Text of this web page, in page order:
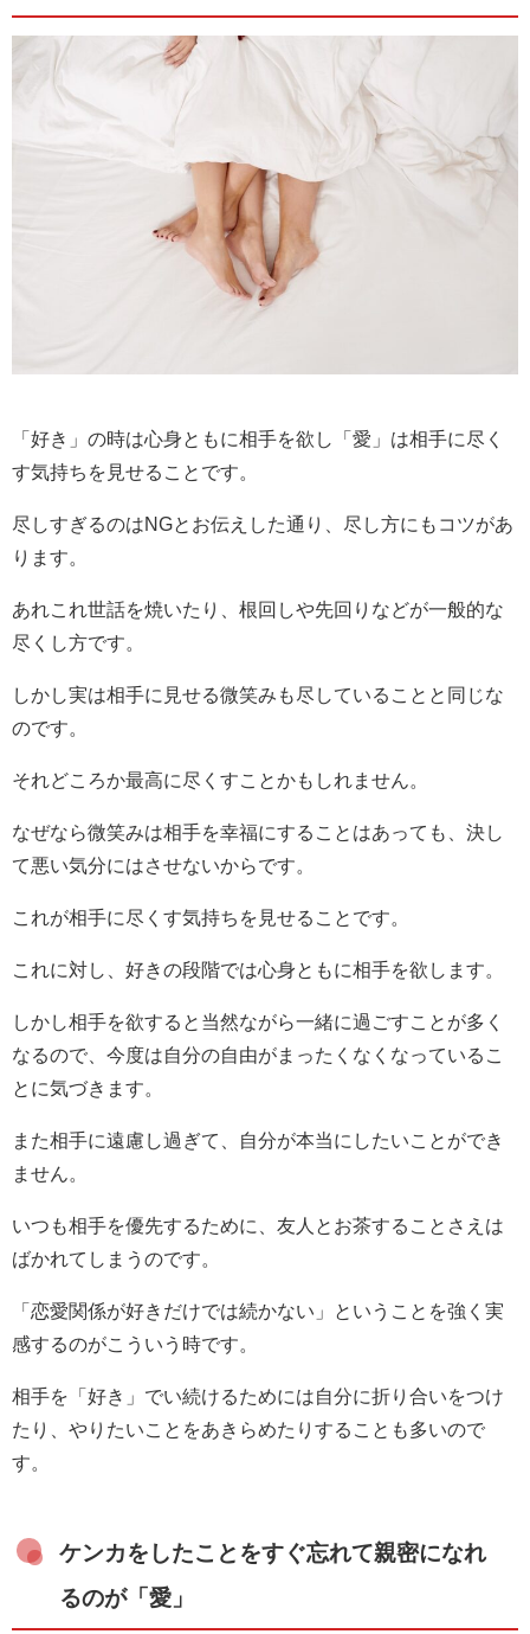
「好き」の時は心身ともに相手を欲し「愛」は相手に尽く
す気持ちを見せることです。
尽しすぎるのはNGとお伝えした通り、尽し方にもコツがあ
ります。
あれこれ世話を焼いたり、根回しや先回りなどが一般的な
尽くし方です。
しかし実は相手に見せる微笑みも尽していることと同じな
のです。
それどころか最高に尽くすことかもしれません。
なぜなら微笑みは相手を幸福にすることはあっても、決し
て悪い気分にはさせないからです。
これが相手に尽くす気持ちを見せることです。
これに対し、好きの段階では心身ともに相手を欲します。
しかし相手を欲すると当然ながら一緒に過ごすことが多く
なるので、今度は自分の自由がまったくなくなっているこ
とに気づきます。
また相手に遠慮し過ぎて、自分が本当にしたいことができ
ません。
いつも相手を優先するために、友人とお茶することさえは
ばかれてしまうのです。
「恋愛関係が好きだけでは続かない」ということを強く実
感するのがこういう時です。
相手を「好き」でい続けるためには自分に折り合いをつけ
たり、やりたいことをあきらめたりすることも多いので
す。
ケンカをしたことをすぐ忘れて親密になれ
るのが「愛」